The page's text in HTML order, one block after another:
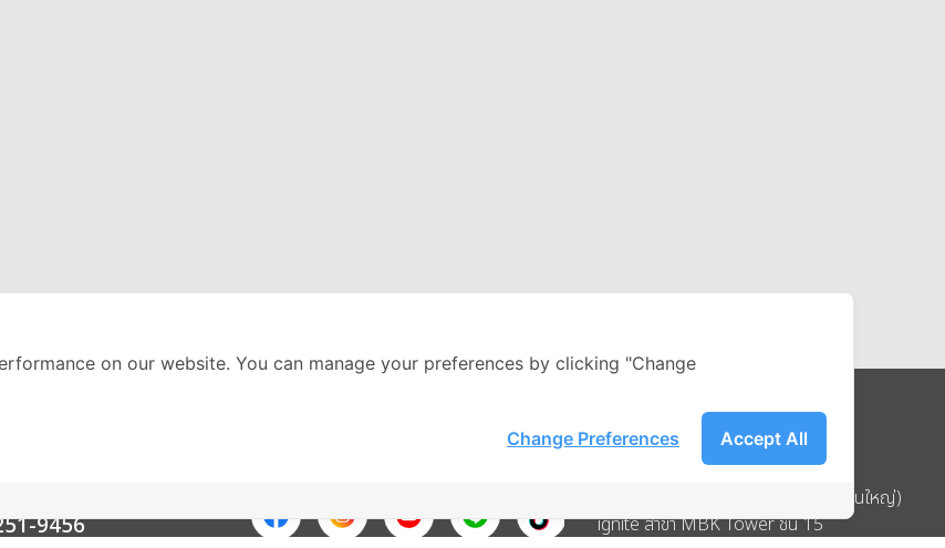
9456
Address
บริษัท อิกไนท์ เอ สตาร์ จำกัด (สำนักงานใหญ่)
ignite สาขา MBK Tower ชั้น 15
on our website. You can manage your preferences by clicking "Change
Accept All
Change Preferences